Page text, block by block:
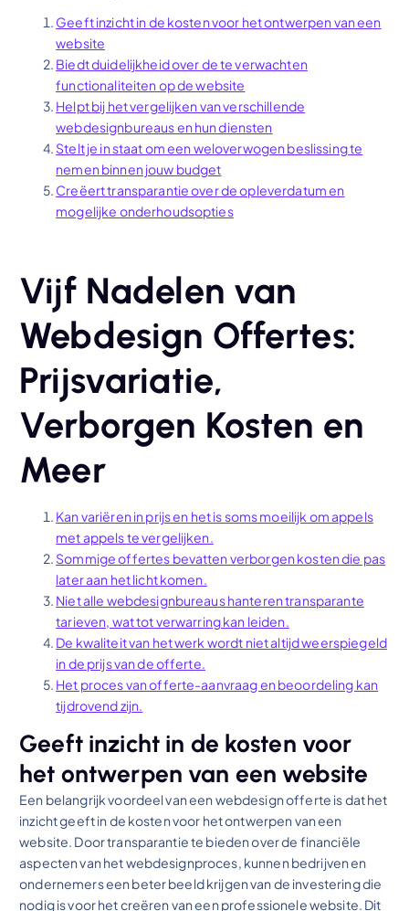
Geeft inzicht in de kosten voor het ontwerpen van een
website
Biedt duidelijkheid over de te verwachten
functionaliteiten op de website
Helpt bij het vergelijken van verschillende
webdesignbureaus en hun diensten
Stelt je in staat om een weloverwogen beslissing te
nemen binnen jouw budget
Creëert transparantie over de opleverdatum en
mogelijke onderhoudsopties
Vijf Nadelen van
Webdesign Offertes:
Prijsvariatie,
Verborgen Kosten en
Meer
Kan variëren in prijs en het is soms moeilijk om appels
met appels te vergelijken.
Sommige offertes bevatten verborgen kosten die pas
later aan het licht komen.
Niet alle webdesignbureaus hanteren transparante
tarieven, wat tot verwarring kan leiden.
De kwaliteit van het werk wordt niet altijd weerspiegeld
in de prijs van de offerte.
Het proces van offerte-aanvraag en beoordeling kan
tijdrovend zijn.
Geeft inzicht in de kosten voor
het ontwerpen van een website
Een belangrijk voordeel van een webdesign offerte is dat het
inzicht geeft in de kosten voor het ontwerpen van een
website. Door transparantie te bieden over de financiële
aspecten van het webdesignproces, kunnen bedrijven en
ondernemers een beter beeld krijgen van de investering die
nodig is voor het creëren van een professionele website. Dit